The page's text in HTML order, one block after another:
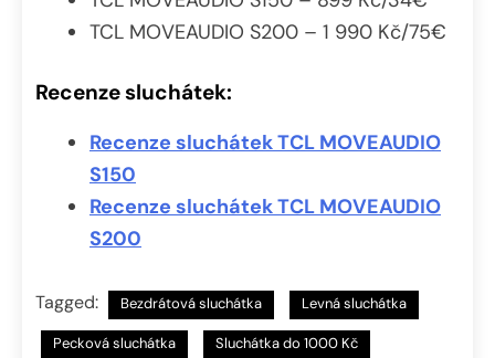
TCL MOVEAUDIO S200 – 1 990 Kč/75€
Recenze sluchátek:
Recenze sluchátek TCL MOVEAUDIO
S150
Recenze sluchátek TCL MOVEAUDIO
S200
Tagged: Bezdrátová sluchátka Levná sluchátka
Pecková sluchátka Sluchátka do 1000 Kč